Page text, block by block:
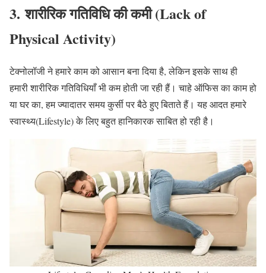
3. शारीरिक गतिविधि की कमी (Lack of
Physical Activity)
टेक्नोलॉजी ने हमारे काम को आसान बना दिया है, लेकिन इसके साथ ही
हमारी शारीरिक गतिविधियाँ भी कम होती जा रही हैं। चाहे ऑफिस का काम हो
या घर का, हम ज्यादातर समय कुर्सी पर बैठे हुए बिताते हैं। यह आदत हमारे
स्वास्थ्य(Lifestyle) के लिए बहुत हानिकारक साबित हो रही है।